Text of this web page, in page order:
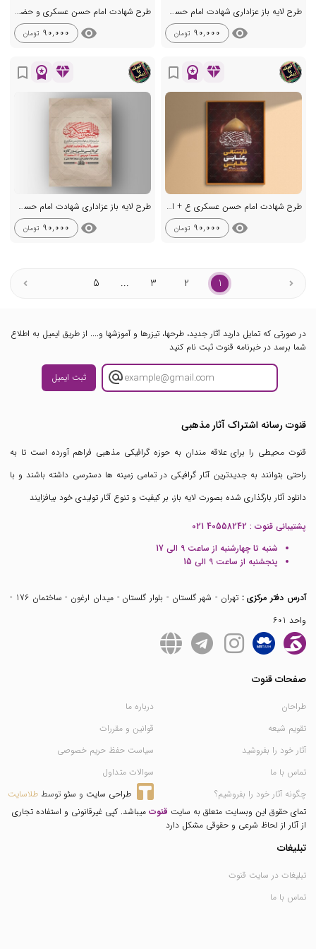
طرح لایه باز عزاداری شهادت امام حسن عسکری ع + استوری
visibility
90,000 تومان
طرح شهادت امام حسن عسکری و حضرت سکینه و محسن ع + استوری
visibility
90,000 تومان
diamond
workspace_premium
bookmark_border
طرح شهادت امام حسن عسکری ع + استوری
visibility
90,000 تومان
diamond
workspace_premium
bookmark_border
طرح لایه باز عزاداری شهادت امام حسن عسکری ع + استوری
visibility
90,000 تومان
1
2
3
...
5
در صورتی که تمایل دارید آثار جدید، طرحها، تیزرها و آموزشها و.... از طریق ایمیل به اطلاع
شما برسد در خبرنامه قنوت ثبت نام کنید
ثبت ایمیل
قنوت رسانه اشتراک آثار مذهبی
قنوت محیطی را برای علاقه مندان به حوزه گرافیکی مذهبی فراهم آورده است تا به
راحتی بتوانند به جدیدترین آثار گرافیکی در تمامی زمینه ها دسترسی داشته باشند و با
دانلود آثار بارگذاری شده بصورت لایه باز، بر کیفیت و تنوع آثار تولیدی خود بیافزایند
پشتیبانی قنوت : 021 40558242
شنبه تا چهارشنبه از ساعت 9 الی 17
پنجشنبه از ساعت 9 الی 15
آدرس دفتر مرکزی :
تهران - شهر گلستان - بلوار گلستان - میدان ارغون - ساختمان 176 -
واحد 601
صفحات قنوت
طراحان
تقویم شیعه
آثار خود را بفروشید
تماس با ما
چگونه آثار خود را بفروشیم؟
درباره ما
قوانین و مقررات
سیاست حفظ حریم خصوصی
سوالات متداول
طراحی سایت و سئو توسط طلاسایت
تمای حقوق این وبسایت متعلق به سایت قنوت میباشد. کپی غیرقانونی و استفاده تجاری
از آثار از لحاظ شرعی و حقوقی مشکل دارد
تبلیغات
تبلیغات در سایت قنوت
تماس با ما